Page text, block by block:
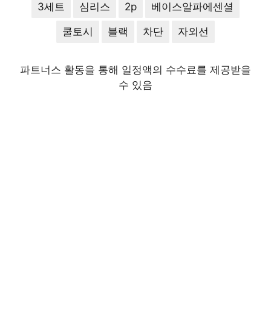
3세트 심리스 2p 베이스알파에센셜
쿨토시 블랙 차단 자외선